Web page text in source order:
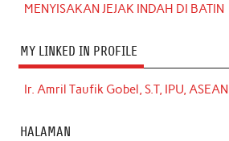
MENYISAKAN JEJAK INDAH DI BATIN
MY LINKED IN PROFILE
Ir. Amril Taufik Gobel, S.T, IPU,
HALAMAN